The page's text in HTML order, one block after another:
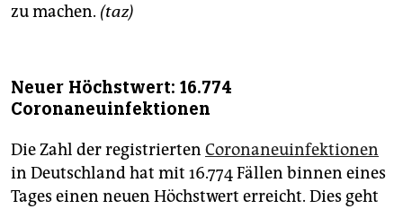
zu machen. (taz)
Neuer Höchstwert: 16.774
Coronaneuinfektionen
Die Zahl der registrierten Coronaneuinfektionen
in Deutschland hat mit 16.774 Fällen binnen eines
Tages einen neuen Höchstwert erreicht. Dies geht